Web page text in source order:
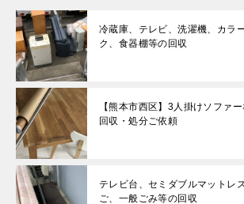
冷蔵庫、テレビ、洗濯機、カラ
ク、食器棚等の回収
【熊本市西区】3人掛けソファ
回収・処分ご依頼
テレビ台、セミダブルマットレ
ご、一般ごみ等の回収